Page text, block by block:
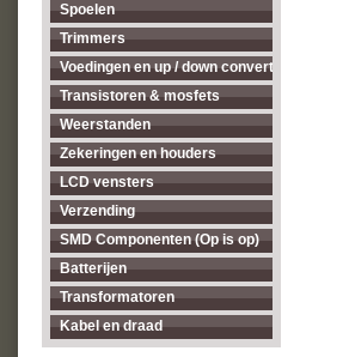
Spoelen
Trimmers
Voedingen en up / down converters
Transistoren & mosfets
Weerstanden
Zekeringen en houders
LCD vensters
Verzending
SMD Componenten (Op is op)
Batterijen
Transformatoren
Kabel en draad